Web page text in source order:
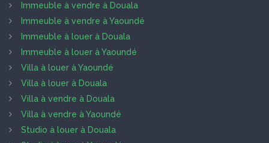
Immeuble à vendre à Douala
Immeuble à vendre à Yaoundé
Immeuble à louer à Douala
Immeuble à louer à Yaoundé
Villa à louer à Yaoundé
Villa à louer à Douala
Villa à vendre à Douala
Villa à vendre à Yaoundé
Studio à louer à Douala